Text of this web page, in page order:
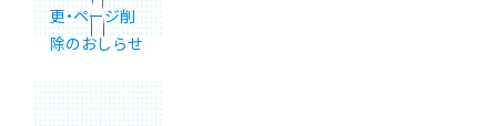
更・ページ削
除のおしらせ